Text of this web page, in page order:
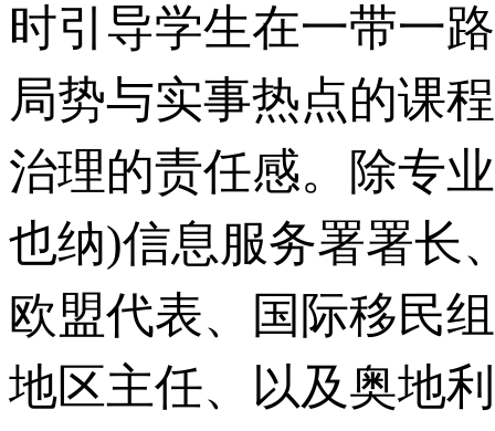
时引导学生在一带一
局势与实事热点的课
治理的责任感。除专
也纳)信息服务署署长
欧盟代表、国际移民
地区主任、以及奥地